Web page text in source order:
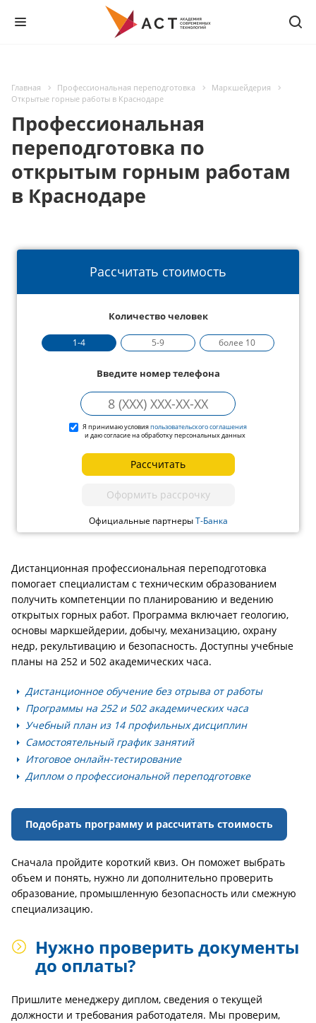
Главная Профессиональная переподготовка
Маркшейдерия
Открытые горные работы в Краснодаре
Профессиональная
переподготовка по
открытым горным работам
в Краснодаре
Рассчитать стоимость
Количество человек
1-4 5-9 более 10
Введите номер телефона
Я принимаю условияпользовательского соглашения
и даю согласие на обработку персональных данных
Рассчитать
Оформить рассрочку
Официальные партнерыТ-Банка
Дистанционная профессиональная переподготовка
помогает специалистам с техническим образованием
получить компетенции по планированию и ведению
открытых горных работ. Программа включает геологию,
основы маркшейдерии, добычу, механизацию, охрану
недр, рекультивацию и безопасность. Доступны учебные
планы на 252 и 502 академических часа.
Дистанционное обучение без отрыва от работы
Программы на 252 и 502 академических часа
Учебный план из 14 профильных дисциплин
Самостоятельный график занятий
Итоговое онлайн-тестирование
Диплом о профессиональной переподготовке
Подобрать программу и рассчитать стоимость
Сначала пройдите короткий квиз. Он поможет выбрать
объем и понять, нужно ли дополнительно проверить
образование, промышленную безопасность или смежную
специализацию.
Нужно проверить документы
до оплаты?
Пришлите менеджеру диплом, сведения о текущей
должности и требования работодателя. Мы проверим,